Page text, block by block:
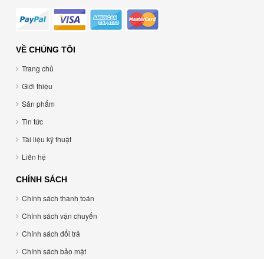
VỀ CHÚNG TÔI
Trang chủ
Giới thiệu
Sản phẩm
Tin tức
Tài liệu kỹ thuật
Liên hệ
CHÍNH SÁCH
Chính sách thanh toán
Chính sách vận chuyển
Chính sách đổi trả
Chính sách bảo mật